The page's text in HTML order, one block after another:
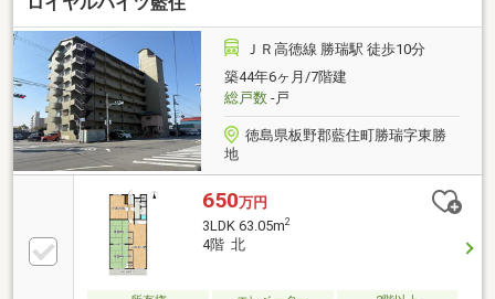
／カード残債→通過・転職4ヶ月／頭金0→通過・自営
業2年目→補足資料＆補足説明で通過・パート3年目/年
収180万円→承無理な営業はいたしません。通る方法
を一緒に探します。087-810-3147／【見学予約】から
も受付中
ＪＲ高徳線 勝瑞駅 徒歩10分
築44年6ヶ月/7階建
総戸数-戸
徳島県板野郡藍住町勝瑞字東勝
地
650万円
3LDK 63.05m2
4階 北